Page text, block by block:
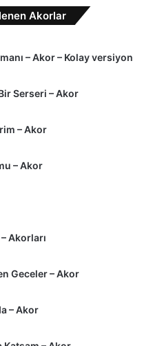
Akorlar
– Akor – Kolay versiyon
Serseri – Akor
– Akor
– Akor
Akorları
Geceler – Akor
– Akor